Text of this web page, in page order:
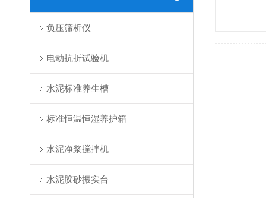
负压筛析仪
电动抗折试验机
水泥标准养生槽
标准恒温恒湿养护箱
水泥净浆搅拌机
水泥胶砂振实台